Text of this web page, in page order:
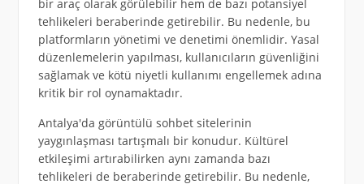
bir araç olarak görülebilir hem de bazı potansiyel
tehlikeleri beraberinde getirebilir. Bu nedenle, bu
platformların yönetimi ve denetimi önemlidir. Yasal
düzenlemelerin yapılması, kullanıcıların güvenliğini
sağlamak ve kötü niyetli kullanımı engellemek adına
kritik bir rol oynamaktadır.
Antalya'da görüntülü sohbet sitelerinin
yaygınlaşması tartışmalı bir konudur. Kültürel
etkileşimi artırabilirken aynı zamanda bazı
tehlikeleri de beraberinde getirebilir. Bu nedenle,